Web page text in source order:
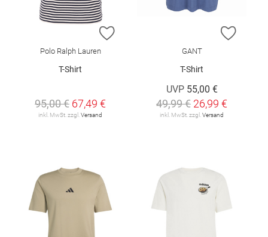
ZUR WUNSCHLISTE HINZUFÜGEN
Polo Ralph Lauren
T-Shirt
95,00 € 67,49 €
inkl. MwSt. zzgl. Versand
ZUR
GANT
T-Shirt
UVP 55,00 €
49,99 € 26,99 €
inkl. MwSt. zzgl. Versand